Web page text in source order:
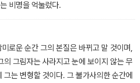
비명을 억눌렀다.
로운 순간 그의 본질은 바뀌고 말 것이며,
의 그림자는 사라지고 눈에 보이지 않는 무
그는 변형할 것이다. 그 불가사의한 순간에